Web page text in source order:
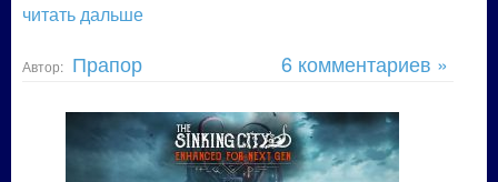
читать дальше
Автор: Прапор 6 комментариев »